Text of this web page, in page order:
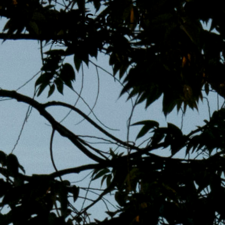
跳
至
主
內
MENS 30S LIFE
男子的日常生活